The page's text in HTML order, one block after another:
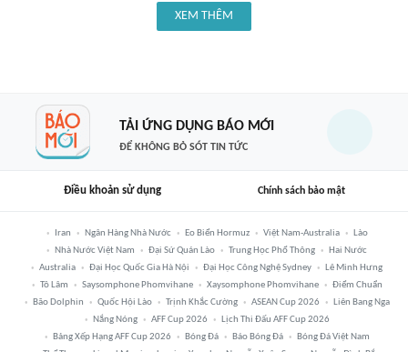
XEM THÊM
TẢI ỨNG DỤNG BÁO MỚI
ĐỂ KHÔNG BỎ SÓT TIN TỨC
Điều khoản sử dụng Chính sách bảo mật
Iran Ngân Hàng Nhà Nước Eo Biển Hormuz Việt Nam-Australia
Lào
Nhà Nước Việt Nam
Đại Sứ Quán Lào Trung Học Phổ Thông
Hai Nước
Australia
Đại Học Quốc Gia Hà Nội Đại Học Công Nghệ Sydney
Lê Minh Hưng
Tô Lâm
Saysomphone Phomvihane Xaysomphone Phomvihane
Điểm Chuẩn
Bão Dolphin
Quốc Hội Lào Trịnh Khắc Cường ASEAN Cup 2026
Liên Bang Nga
Nắng Nóng
AFF Cup 2026
Lịch Thi Đấu AFF Cup 2026
Bảng Xếp Hạng AFF Cup 2026
Bóng Đá Báo Bóng Đá
Bóng Đá Việt Nam